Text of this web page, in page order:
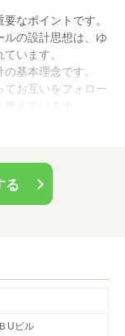
業界のお仕事を豊
なポイントです。
の設計思想は、ゆ
います。
基本理念です。
お互いをフォロー
えています。
る
Uビル